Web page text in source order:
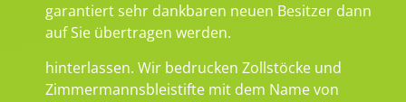
garantiert sehr dankbaren neuen Besitzer dann
auf Sie übertragen werden.
hinterlassen. Wir bedrucken Zollstöcke und
Zimmermannsbleistifte mit dem Name von